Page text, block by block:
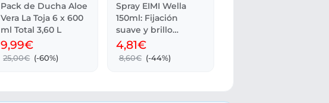
Pack de Ducha Aloe
Vera La Toja 6 x 600
ml Total 3,60 L
9,99€
25,00€ (-60%)
Spray EIMI Wella
150ml: Fijación
suave y brillo
térmico
4,81€
8,60€ (-44%)